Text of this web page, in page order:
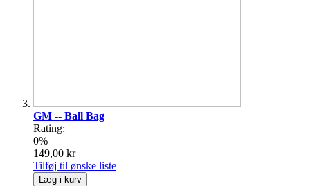
GM -- Ball Bag
Rating:
0%
149,00 kr
Tilføj til ønske liste
Læg i kurv